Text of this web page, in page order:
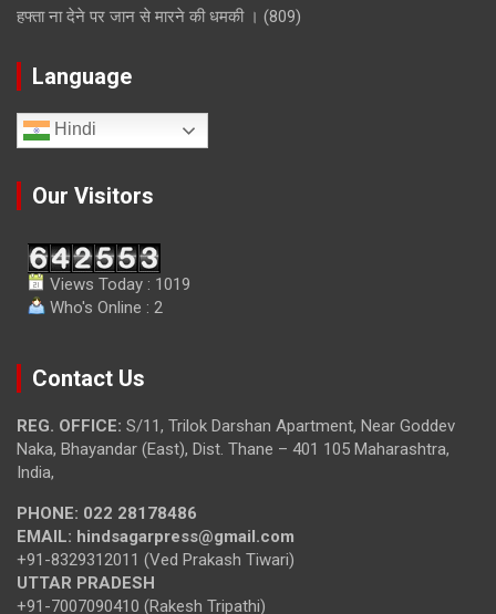
हफ्ता ना देने पर जान से मारने की धमकी । (809)
Language
Hindi
Our Visitors
Views Today : 1019
Who's Online : 2
Contact Us
REG. OFFICE: S/11, Trilok Darshan Apartment, Near Goddev
Naka, Bhayandar (East), Dist. Thane – 401 105 Maharashtra,
India,
PHONE: 022 28178486
EMAIL: hindsagarpress@gmail.com
+91-8329312011 (Ved Prakash Tiwari)
UTTAR PRADESH
+91-7007090410 (Rakesh Tripathi)